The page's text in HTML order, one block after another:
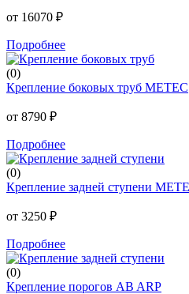
от 16070 ₽
Подробнее
(0)
Крепление боковых труб METEC
от 8790 ₽
Подробнее
(0)
Крепление задней ступени
от 3250 ₽
Подробнее
(0)
Крепление порогов AB ARP